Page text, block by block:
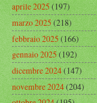
aprile 2025(197)
marzo 2025(218)
febbraio 2025(166)
gennaio 2025(192)
dicembre 2024(147)
novembre 2024(204)